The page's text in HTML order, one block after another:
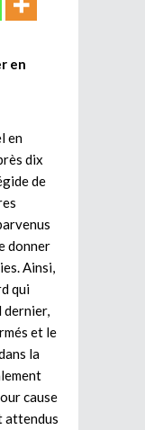
en
en
dix
de
donner
Ainsi,
qui
et le
la
cause
attendus